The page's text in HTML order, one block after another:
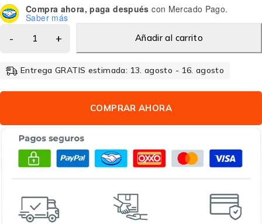
Compra ahora, paga después con Mercado Pago.
Saber más
Añadir al carrito
Entrega GRATIS estimada: 13. agosto - 16. agosto
COMPRAR AHORA